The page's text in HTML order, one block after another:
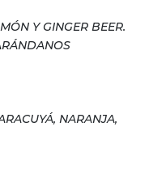
Y GINGER BEER.
NARANJA,